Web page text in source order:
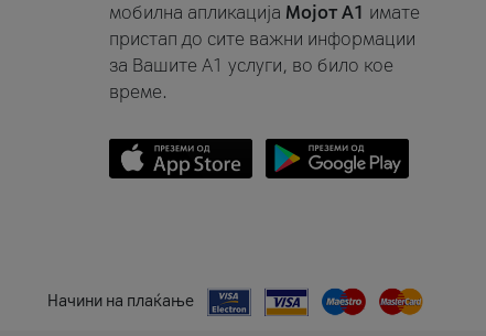
мобилна апликација Мојот A1 имате
пристап до сите важни информации
за Вашите A1 услуги, во било кое
време.
Начини на плаќање